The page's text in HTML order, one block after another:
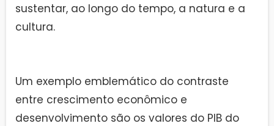
sustentar, ao longo do tempo, a natura e a
cultura.
Um exemplo emblemático do contraste
entre crescimento econômico e
desenvolvimento são os valores do PIB do